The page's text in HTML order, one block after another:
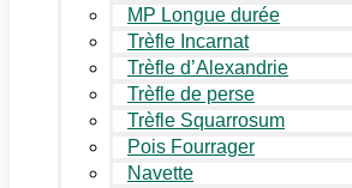
MP Longue durée
Trèfle Incarnat
Trèfle d’Alexandrie
Trèfle de perse
Trèfle Squarrosum
Pois Fourrager
Navette